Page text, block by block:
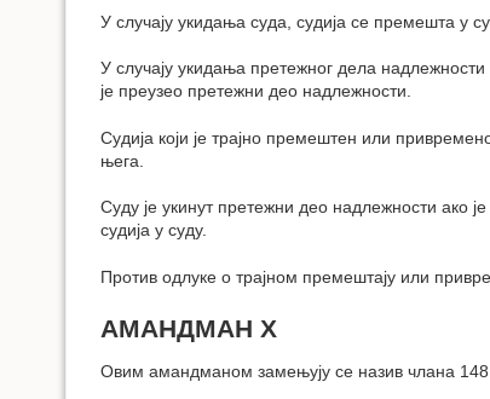
У случају укидања суда, судија се премешта у
У случају укидања претежног дела надлежности
је преузео претежни део надлежности.
Судија који је трајно премештен или
њега.
Суду је укинут претежни део надлежности ако
судија у суду.
Против одлуке о трајном премештају или
АМАНДМАН X
Овим амандманом замењују се назив члана